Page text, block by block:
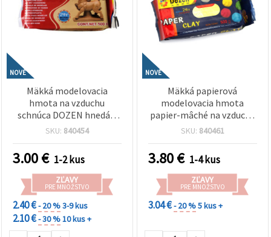
NOVÉ
Mäkká modelovacia
hmota na vzduchu
schnúca DOZEN hnedá –
500 g – hladká, flexibilná a
ideálna na modelovanie,
školské výtvarné potreby
a kreatívne DIY projekty
SKU: 840454
3.00€ 1-2 kus
ZĽAVY
PRE MNOŽSTVO
2.40 €- 20 %3-9 kus
2.10 €- 30 %10 kus +
NOVÉ
Mäkká papierová
modelovacia hmota
papier-mâché na vzduchu
schnúca (12 ks) žltá – 500
tvarovateľná – ideálna na
kreatívne sochárstvo,
výtvarné projekty a DIY
tvorenie
SKU: 840461
3.80€ 1-4 kus
ZĽAVY
PRE MNOŽSTVO
3.04 €- 20 %5 kus +